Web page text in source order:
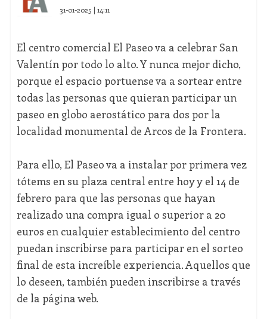
31-01-2025 | 14:11
El centro comercial El Paseo va a celebrar San
Valentín por todo lo alto. Y nunca mejor dicho,
porque el espacio portuense va a sortear entre
todas las personas que quieran participar un
paseo en globo aerostático para dos por la
localidad monumental de Arcos de la Frontera.
Para ello, El Paseo va a instalar por primera vez
tótems en su plaza central entre hoy y el 14 de
febrero para que las personas que hayan
realizado una compra igual o superior a 20
euros en cualquier establecimiento del centro
puedan inscribirse para participar en el sorteo
final de esta increíble experiencia. Aquellos que
lo deseen, también pueden inscribirse a través
de la página web.